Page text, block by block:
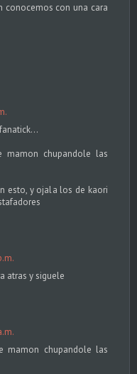
conocemos con una cara
mamon chupandole las
esto, y ojala los de kaori
atras y siguele
mamon chupandole las